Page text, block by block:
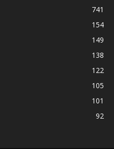
741
154
149
138
122
105
101
92